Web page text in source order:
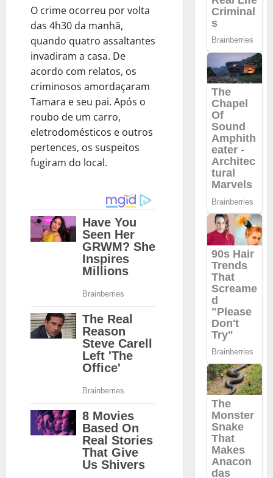
O crime ocorreu por volta
das 4h30 da manhã,
quando quatro assaltantes
invadiram a casa. De
acordo com relatos, os
criminosos amordaçaram
Tamara e seu pai. Após o
roubo de um carro,
eletrodomésticos e outros
pertences, os suspeitos
fugiram do local.